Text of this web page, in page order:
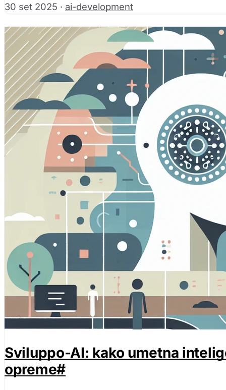
30 set 2025 · ai-development
Sviluppo-AI: kako umetna
opreme#